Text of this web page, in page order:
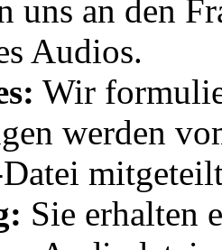
uns an den
Audios.
Wir
werden
Sie erhalten